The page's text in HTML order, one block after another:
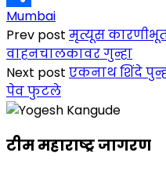
Share
Mumbai
Prev post मृत्यूस कारणीभूत
वाहनचालकावर गुन्हा
Next post एकनाथ शिंदे
पेव फुटले
टीम महाराष्ट्र जागरण